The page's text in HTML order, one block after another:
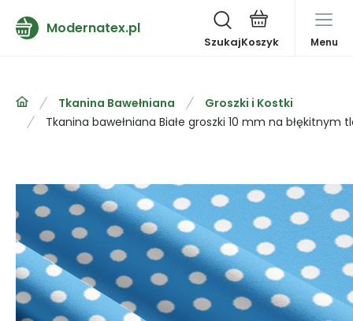
Modernatex.pl
Szukaj Menu
Tkanina Bawełniana
Groszki i Kostki
Tkanina bawełniana Białe groszki 10 mm na błękitnym